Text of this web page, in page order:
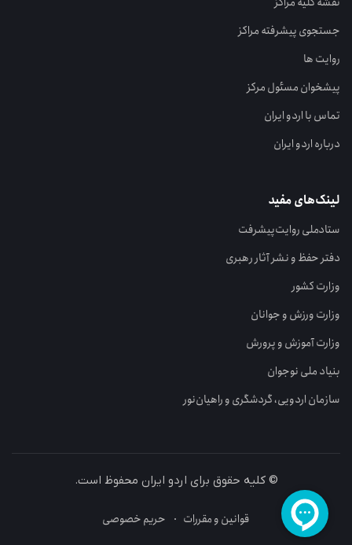
جستجوی پیشرفته مراکز
روایت ها
پیشخوان مسئول مرکز
تماس با اردو ایران
درباره اردو ایران
لینک‌های مفید
ستاد‌ملی روایت‌پیشرفت
دفتر حفظ و نشر آثار رهبری
وزارت کشور
وزارت ورزش و جوانان
وزارت آموزش و پرورش
بنیاد ملی نوجوان
سازمان اردویی، گردشگری و راهیان‌نور
© کلیه حقوق برای اردو ایران محفوظ است.
قوانین و مقررات حریم خصوصی